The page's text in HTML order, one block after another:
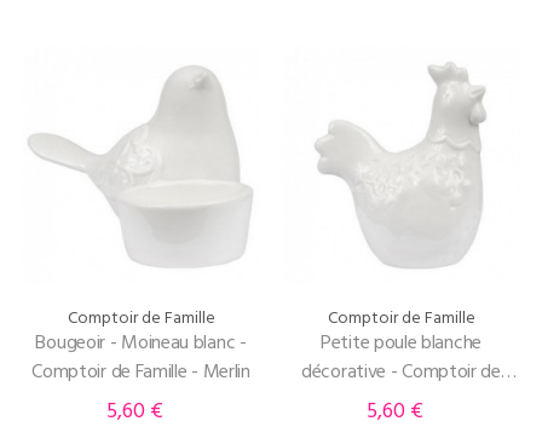
Comptoir de Famille
Bougeoir - Moineau blanc -
Comptoir de Famille - Merlin
Prix
5,60 €
Comptoir de Famille
Petite poule blanche
décorative - Comptoir de
Famille - Huguette
Prix
5,60 €